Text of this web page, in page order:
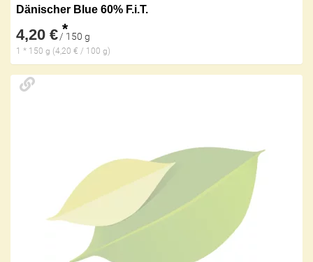
Dänischer Blue 60% F.i.T.
4,20 € *
/ 150 g
1 * 150 g (4,20 € / 100 g)